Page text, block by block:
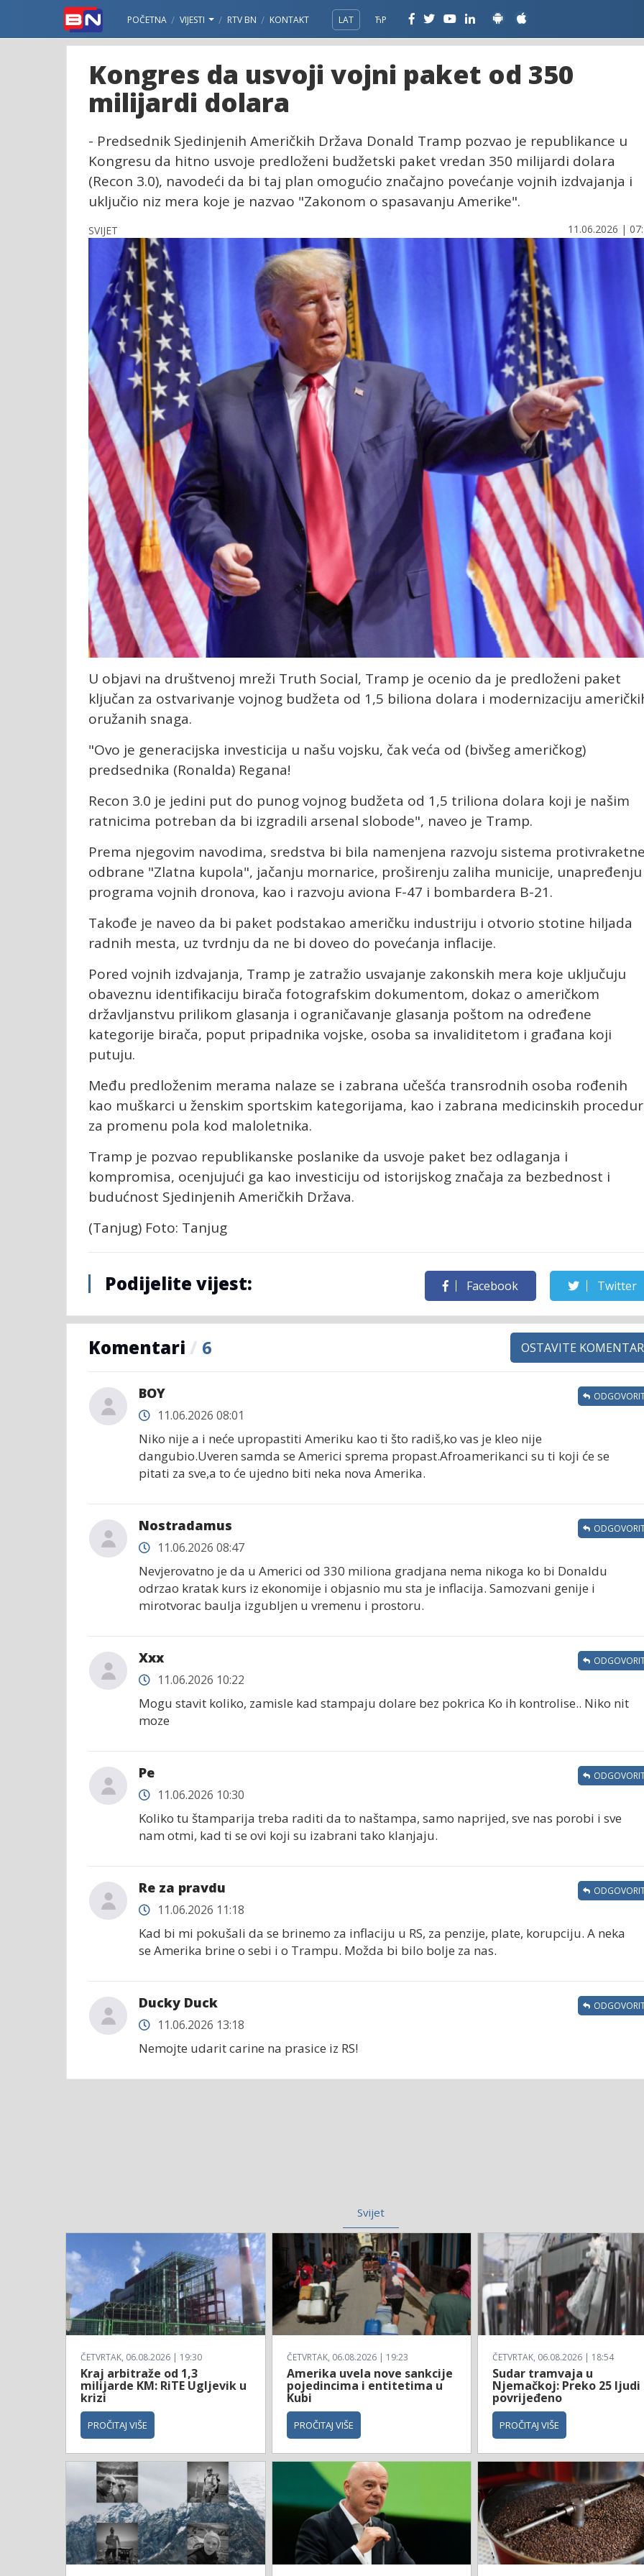
POČETNA VIJESTI RTV BN KONTAKT LAT ЋР
Kongres da usvoji vojni paket od 350
milijardi dolara
- Predsednik Sjedinjenih Američkih Država Donald Tramp pozvao je republikance u
Kongresu da hitno usvoje predloženi budžetski paket vredan 350 milijardi dolara
(Recon 3.0), navodeći da bi taj plan omogućio značajno povećanje vojnih izdvajanja i
uključio niz mera koje je nazvao "Zakonom o spasavanju Amerike".
SVIJET 11.06.2026 |
U objavi na društvenoj mreži Truth Social, Tramp je ocenio da je predloženi paket
ključan za ostvarivanje vojnog budžeta od 1,5 biliona dolara i modernizaciju
oružanih snaga.
"Ovo je generacijska investicija u našu vojsku, čak veća od (bivšeg američkog)
predsednika (Ronalda) Regana!
Recon 3.0 je jedini put do punog vojnog budžeta od 1,5 triliona dolara koji je našim
ratnicima potreban da bi izgradili arsenal slobode", naveo je Tramp.
Prema njegovim navodima, sredstva bi bila namenjena razvoju sistema
odbrane "Zlatna kupola", jačanju mornarice, proširenju zaliha municije, unapređenju
programa vojnih dronova, kao i razvoju aviona F-47 i bombardera B-21.
Takođe je naveo da bi paket podstakao američku industriju i otvorio stotine hiljada
radnih mesta, uz tvrdnju da ne bi doveo do povećanja inflacije.
Pored vojnih izdvajanja, Tramp je zatražio usvajanje zakonskih mera koje uključuju
obaveznu identifikaciju birača fotografskim dokumentom, dokaz o američkom
državljanstvu prilikom glasanja i ograničavanje glasanja poštom na određene
kategorije birača, poput pripadnika vojske, osoba sa invaliditetom i građana koji
putuju.
Među predloženim merama nalaze se i zabrana učešća transrodnih osoba rođenih
kao muškarci u ženskim sportskim kategorijama, kao i zabrana medicinskih
za promenu pola kod maloletnika.
Tramp je pozvao republikanske poslanike da usvoje paket bez odlaganja i
kompromisa, ocenjujući ga kao investiciju od istorijskog značaja za bezbednost i
budućnost Sjedinjenih Američkih Država.
(Tanjug) Foto: Tanjug
Podijelite vijest: Facebook Twitter
Komentari / 6 OSTAVITE KOMENTAR
BOY
11.06.2026 08:01
Niko nije a i neće upropastiti Ameriku kao ti što radiš,ko vas je kleo nije
dangubio.Uveren samda se Americi sprema propast.Afroamerikanci su ti koji će se
pitati za sve,a to će ujedno biti neka nova Amerika.
Nostradamus
11.06.2026 08:47
Nevjerovatno je da u Americi od 330 miliona gradjana nema nikoga ko bi Donaldu
odrzao kratak kurs iz ekonomije i objasnio mu sta je inflacija. Samozvani genije i
mirotvorac baulja izgubljen u vremenu i prostoru.
Xxx
11.06.2026 10:22
Mogu stavit koliko, zamisle kad stampaju dolare bez pokrica Ko ih kontrolise.. Niko nit
moze
Ре
11.06.2026 10:30
Koliko tu štamparija treba raditi da to naštampa, samo naprijed, sve nas porobi i sve
nam otmi, kad ti se ovi koji su izabrani tako klanjaju.
Re za pravdu
11.06.2026 11:18
Kad bi mi pokušali da se brinemo za inflaciju u RS, za penzije, plate, korupciju. A neka
se Amerika brine o sebi i o Trampu. Možda bi bilo bolje za nas.
Ducky Duck
11.06.2026 13:18
Nemojte udarit carine na prasice iz RS!
Svijet
ČETVRTAK, 06.08.2026 | 19:30
Kraj arbitraže od 1,3
milijarde KM: RiTE Ugljevik u
krizi
PROČITAJ VIŠE
ČETVRTAK, 06.08.2026 | 19:23
Amerika uvela nove sankcije
pojedincima i entitetima u
Kubi
PROČITAJ VIŠE
ČETVRTAK, 06.08.2026 | 18:54
Sudar tramvaja u
Njemačkoj: Preko 25 ljudi
povrijeđeno
PROČITAJ VIŠE